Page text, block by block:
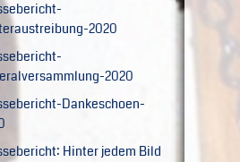
2020
2020
Dankeschoen-
Hinter jedem Bild